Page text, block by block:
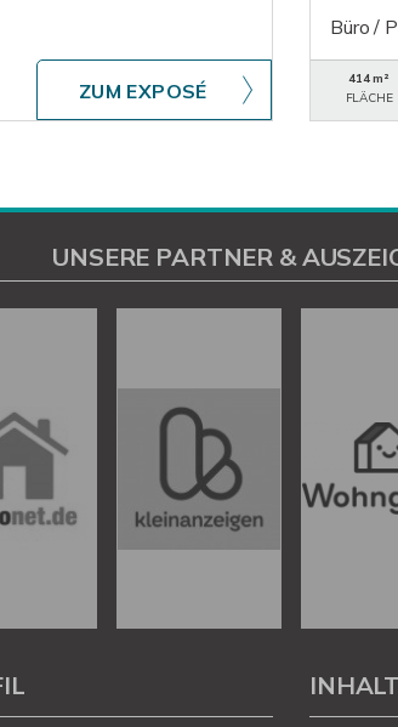
ZUM EXPOSÉ
Büro /
414 m²
FLÄCHE
UNSERE PARTNER &
INHALT